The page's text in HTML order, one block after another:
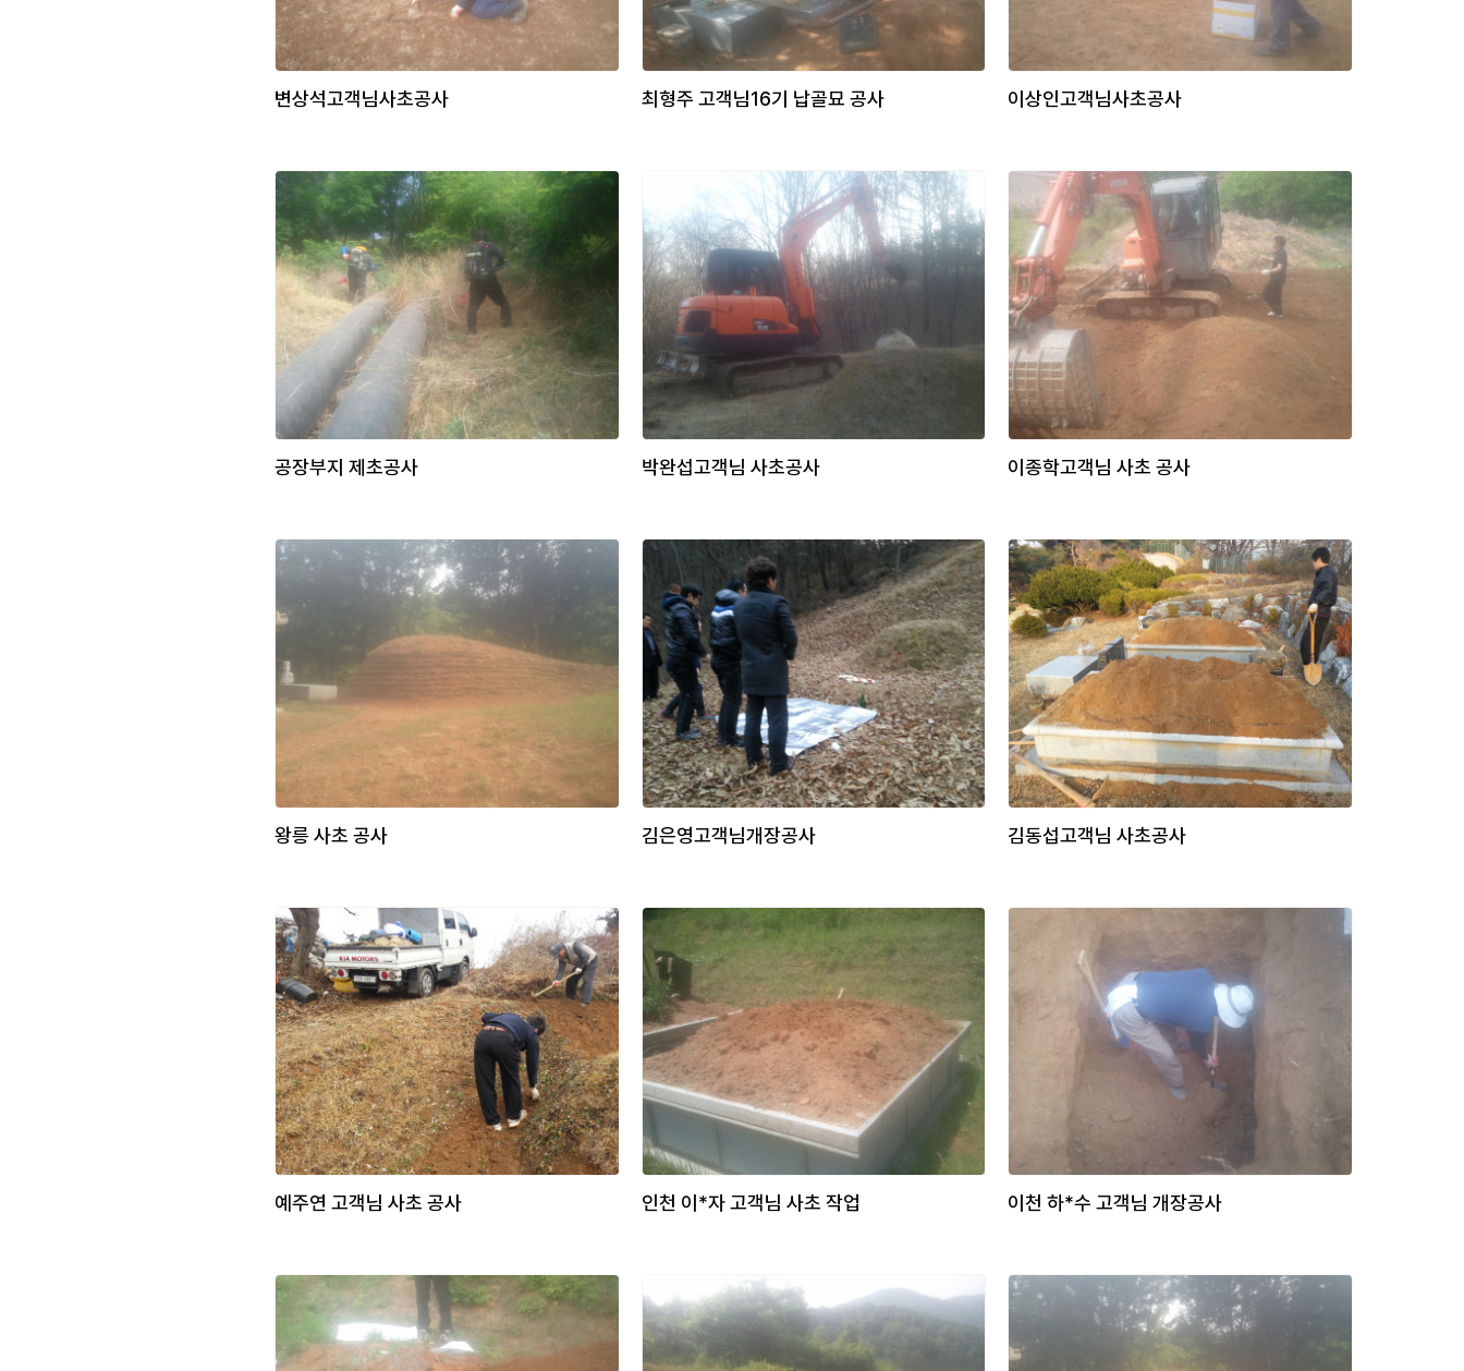
변상석고객님사초공사 최형주 고객님16기 납골묘 공사 이상인고객님사초공사
공장부지 제초공사 박완섭고객님 사초공사 이종학고객님 사초 공사
왕릉 사초 공사 김은영고객님개장공사 김동섭고객님 사초공사
예주연 고객님 사초 공사 인천 이*자 고객님 사초 작업 이천 하*수 고객님 개장공사